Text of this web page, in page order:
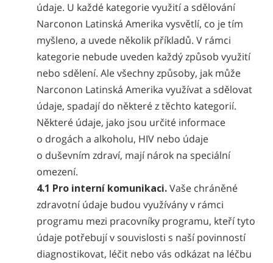
údaje. U každé kategorie využití a sdělování
Narconon Latinská Amerika vysvětlí, co je tím
myšleno, a uvede několik příkladů. V rámci
kategorie nebude uveden každý způsob využití
nebo sdělení. Ale všechny způsoby, jak může
Narconon Latinská Amerika využívat a sdělovat
údaje, spadají do některé z těchto kategorií.
Některé údaje, jako jsou určité informace
o drogách a alkoholu, HIV nebo údaje
o duševním zdraví, mají nárok na speciální
omezení.
4.1 Pro interní komunikaci.Vaše chráněné
zdravotní údaje budou využívány v rámci
programu mezi pracovníky programu, kteří tyto
údaje potřebují v souvislosti s naší povinností
diagnostikovat, léčit nebo vás odkázat na léčbu